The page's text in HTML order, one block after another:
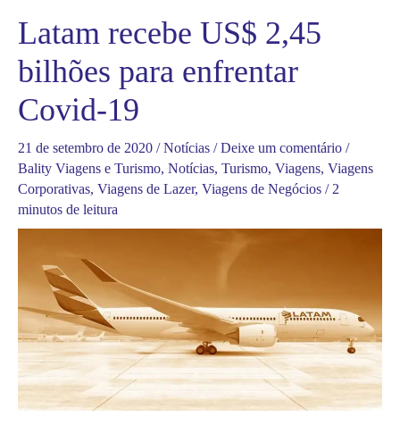
Latam recebe US$ 2,45
bilhões para enfrentar
Covid-19
21 de setembro de 2020 /Notícias /Deixe um comentário /
Bality Viagens e Turismo, Notícias, Turismo, Viagens, Viagens
Corporativas, Viagens de Lazer, Viagens de Negócios / 2
minutos de leitura